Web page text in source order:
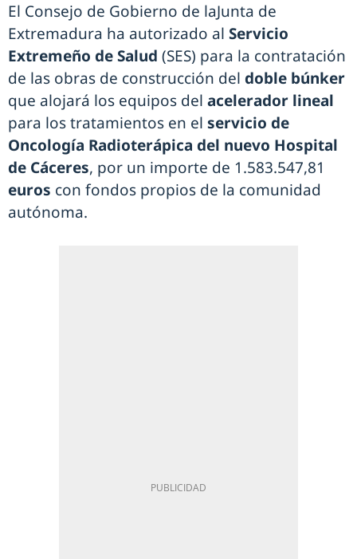
El Consejo de Gobierno de laJunta de
Extremadura ha autorizado al Servicio
Extremeño de Salud (SES) para la contratación
de las obras de construcción del doble búnker
que alojará los equipos del acelerador lineal
para los tratamientos en el servicio de
Oncología Radioterápica del nuevo Hospital
de Cáceres, por un importe de 1.583.547,81
euros con fondos propios de la comunidad
autónoma.